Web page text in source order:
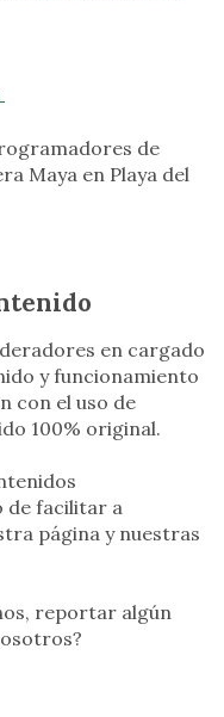
de
Maya en Playa del
en cargado
y funcionamiento
con el uso de
100% original.
de facilitar a
página y nuestras
reportar algún